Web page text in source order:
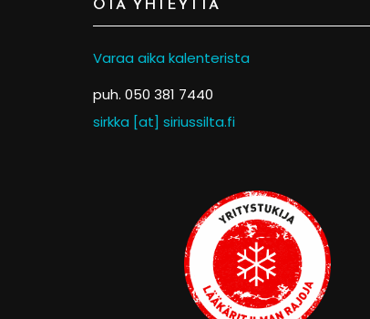
OTA YHTEYTTÄ
Varaa aika kalenterista
puh. 050 381 7440
sirkka [at] siriussilta.fi